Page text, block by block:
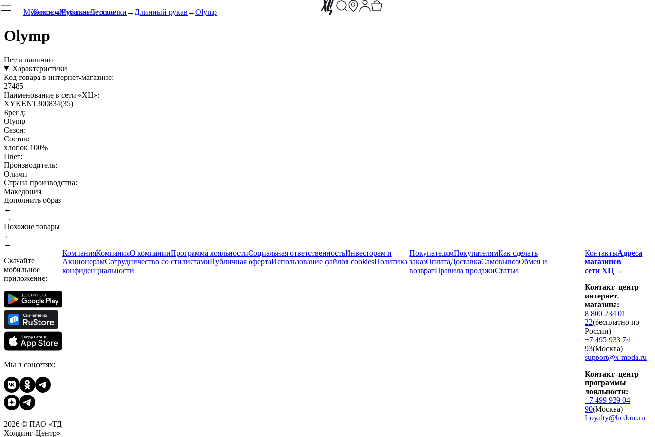
ЖенскоеМужскоеДетское
Мужское Рубашки и сорочки Длинный рукав Olymp
Olymp
Нет в наличии
Характеристики
Код товара в интернет-магазине:
27485
Наименование в сети «ХЦ»:
XYKENT300834(35)
Бренд:
Olymp
Сезон:
Состав:
хлопок 100%
Цвет:
Производитель:
Олимп
Страна производства:
Македония
Дополнить образ
←
→
Похожие товары
←
→
Скачайте
мобильное
приложение:
Мы в соцсетях:
2026 © ПАО «ТД
Холдинг-Центр»
КомпанияКомпанияО компанииПрограмма лояльностиСоциальная ответственностьИнвесторам и
АкционерамСотрудничество со стилистамиПубличная офертаИспользование файлов cookiesПолитика
конфиденциальности
ПокупателямПокупателямКак сделать
заказОплатаДоставкаCамовывозОбмен и
возвратПравила продажиСтатьи
КонтактыАдреса
магазинов
сети ХЦ →
Контакт–центр
интернет-
магазина:
8 800 234 01
22(бесплатно по
России)
+7 495 933 74
93(Москва)
support@x-moda.ru
Контакт–центр
программы
лояльности:
+7 499 929 04
90(Москва)
Loyalty@hcdom.ru